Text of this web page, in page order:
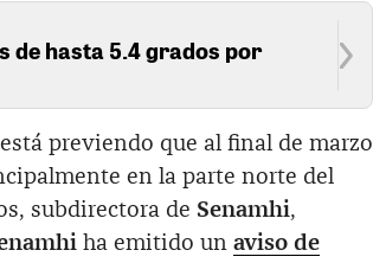
hasta 5.4 grados por
está previendo que al final de marzo
en la parte norte del
subdirectora de Senamhi,
ha emitido un aviso de